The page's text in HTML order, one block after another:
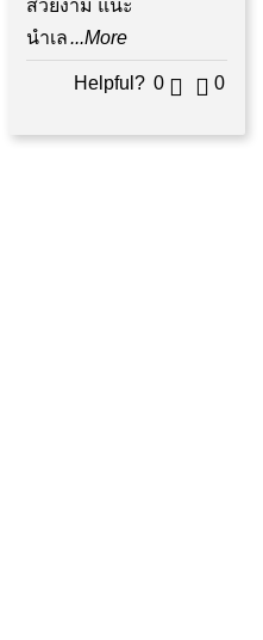
สวยงาม แนะ
นำเล...More
Helpful? 0 0